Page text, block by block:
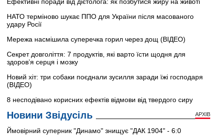
НАТО терміново шукає ППО для України після масованого
удару Росії
Мережа насмішила суперечка горил через дощ (ВІДЕО)
Секрет довголіття: 7 продуктів, які варто їсти щодня для
здоров’я серця і мозку
Новий хіт: три собаки поєднали зусилля заради їжі господаря
(ВІДЕО)
8 несподівано корисних ефектів відмови від твердого сиру
Новини Звідусіль АРХІВ
Ймовірний суперник "Динамо" знищує "ДАК 1904" - 6:0